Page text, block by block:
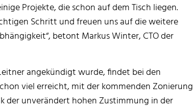
Projekte, die schon auf dem Tisch liegen.
Schritt und freuen uns auf die weitere
betont Markus Winter, CTO der
angekündigt wurde, findet bei den
viel erreicht, mit der kommenden Zonierung
der unverändert hohen Zustimmung in der